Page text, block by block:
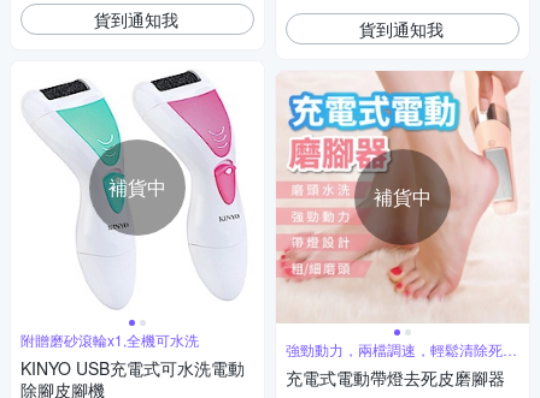
貨到通知我
補貨中
附贈磨砂滾輪x1,全機可水洗
KINYO USB充電式可水洗電動
除腳皮腳機
貨到通知我
補貨中
強勁動力，兩檔調速，輕鬆清除死皮
厚繭
充電式電動帶燈去死皮磨腳器